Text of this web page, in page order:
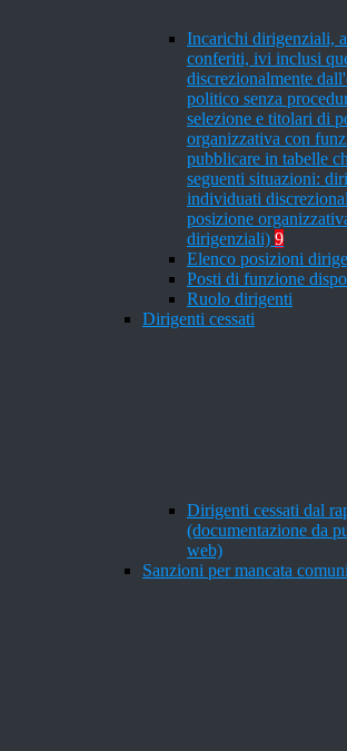
Incarichi dirigenziali,
conferiti, ivi inclusi
discrezionalmente
politico senza
selezione e titolari di
organizzativa con
pubblicare in tabelle
seguenti situazioni:
individuati
posizione
dirigenziali) 9
Elenco posizioni
Posti di funzione
Ruolo dirigenti
Dirigenti cessati
Dirigenti cessati dal
(documentazione da
web)
Sanzioni per mancata